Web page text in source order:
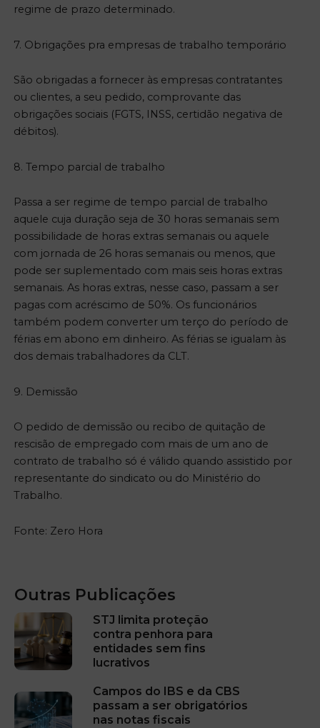
regime de prazo determinado.
7. Obrigações pra empresas de trabalho temporário
São obrigadas a fornecer às empresas contratantes
ou clientes, a seu pedido, comprovante das
obrigações sociais (FGTS, INSS, certidão negativa de
débitos).
8. Tempo parcial de trabalho
Passa a ser regime de tempo parcial de trabalho
aquele cuja duração seja de 30 horas semanais sem
possibilidade de horas extras semanais ou aquele
com jornada de 26 horas semanais ou menos, que
pode ser suplementado com mais seis horas extras
semanais. As horas extras, nesse caso, passam a ser
pagas com acréscimo de 50%. Os funcionários
também podem converter um terço do período de
férias em abono em dinheiro. As férias se igualam às
dos demais trabalhadores da CLT.
9. Demissão
O pedido de demissão ou recibo de quitação de
rescisão de empregado com mais de um ano de
contrato de trabalho só é válido quando assistido por
representante do sindicato ou do Ministério do
Trabalho.
Fonte: Zero Hora
Outras Publicações
STJ limita proteção
contra penhora para
entidades sem fins
lucrativos
Campos do IBS e da CBS
passam a ser obrigatórios
nas notas fiscais